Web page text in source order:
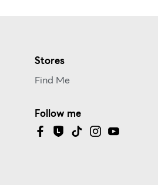
Stores
Find Me
Follow me